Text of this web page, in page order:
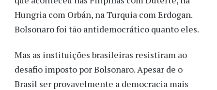
Hungria com Orbán, na Turquia com Erdogan.
Bolsonaro foi tão antidemocrático quanto eles.
Mas as instituições brasileiras resistiram ao
desafio imposto por Bolsonaro. Apesar de o
Brasil ser provavelmente a democracia mais